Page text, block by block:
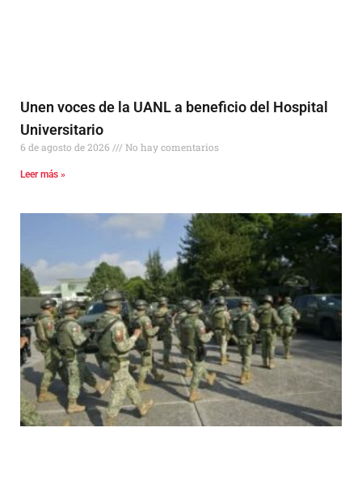
Unen voces de la UANL a beneficio del Hospital
Universitario
6 de agosto de 2026 No hay comentarios
Leer más »